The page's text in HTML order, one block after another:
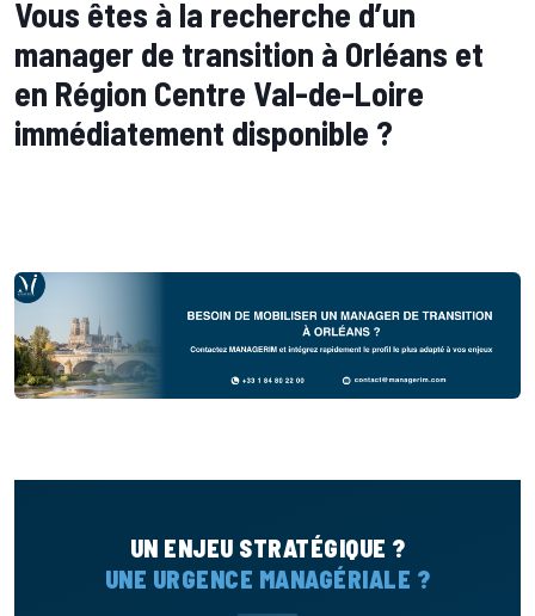
Vous êtes à la recherche d’un
manager de transition à Orléans et
en Région Centre Val-de-Loire
immédiatement disponible ?
UN ENJEU STRATÉGIQUE ?
UNE URGENCE MANAGÉRIALE ?